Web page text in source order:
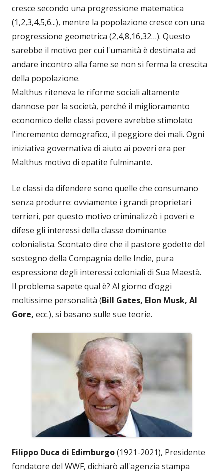
cresce secondo una progressione matematica
(1,2,3,4,5,6...), mentre la popolazione cresce con una
progressione geometrica (2,4,8,16,32…). Questo
sarebbe il motivo per cui l'umanità è destinata ad
andare incontro alla fame se non si ferma la crescita
della popolazione.
Malthus riteneva le riforme sociali altamente
dannose per la società, perché il miglioramento
economico delle classi povere avrebbe stimolato
l'incremento demografico, il peggiore dei mali. Ogni
iniziativa governativa di aiuto ai poveri era per
Malthus motivo di epatite fulminante.
Le classi da difendere sono quelle che consumano
senza produrre: ovviamente i grandi proprietari
terrieri, per questo motivo criminalizzò i poveri e
difese gli interessi della classe dominante
colonialista. Scontato dire che il pastore godette del
sostegno della Compagnia delle Indie, pura
espressione degli interessi coloniali di Sua Maestà.
Il problema sapete qual è? Al giorno d’oggi
moltissime personalità (Bill Gates, Elon Musk, Al
Gore, ecc.), si basano sulle sue teorie.
Filippo Duca di Edimburgo(1921-2021), Presidente
fondatore del WWF, dichiarò all'agenzia stampa